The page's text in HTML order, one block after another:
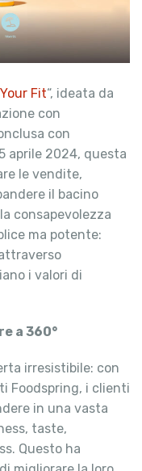
Fit“, ideata da
con
con
aprile 2024, questa
le vendite,
il bacino
consapevolezza
ma potente:
i valori di
a 360°
irresistibile: con
Foodspring, i clienti
in una vasta
taste,
Questo ha